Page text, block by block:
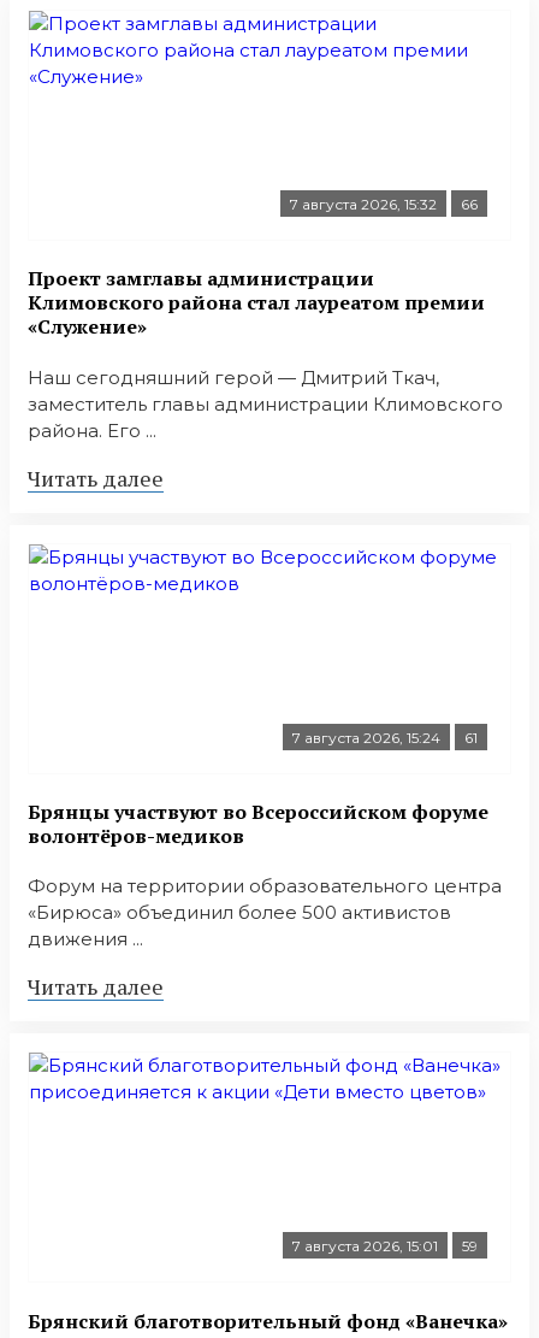
7 августа 2026, 15:32 66
Проект замглавы администрации
Климовского района стал лауреатом премии
«Служение»
Наш сегодняшний герой — Дмитрий Ткач,
заместитель главы администрации Климовского
района. Его ...
Читать далее
7 августа 2026, 15:24 61
Брянцы участвуют во Всероссийском форуме
волонтёров-медиков
Форум на территории образовательного центра
«Бирюса» объединил более 500 активистов
движения ...
Читать далее
7 августа 2026, 15:01 59
Брянский благотворительный фонд «Ванечка»